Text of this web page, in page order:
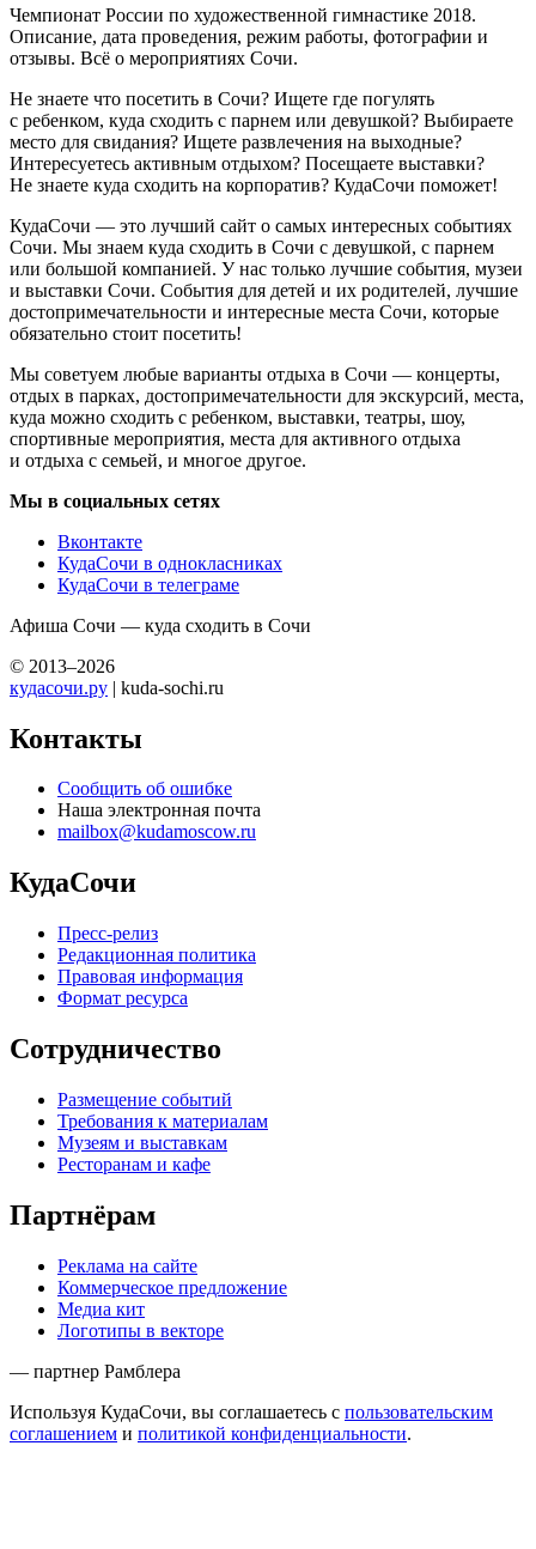
Чемпионат России по художественной гимнастике 2018.
Описание, дата проведения, режим работы, фотографии и
отзывы. Всё о мероприятиях Сочи.
Не знаете что посетить в Сочи? Ищете где погулять
с ребенком, куда сходить с парнем или девушкой? Выбираете
место для свидания? Ищете развлечения на выходные?
Интересуетесь активным отдыхом? Посещаете выставки?
Не знаете куда сходить на корпоратив? КудаСочи поможет!
КудаСочи — это лучший сайт о самых интересных событиях
Сочи. Мы знаем куда сходить в Сочи с девушкой, с парнем
или большой компанией. У нас только лучшие события, музеи
и выставки Сочи. События для детей и их родителей, лучшие
достопримечательности и интересные места Сочи, которые
обязательно стоит посетить!
Мы советуем любые варианты отдыха в Сочи — концерты,
отдых в парках, достопримечательности для экскурсий, места,
куда можно сходить с ребенком, выставки, театры, шоу,
спортивные мероприятия, места для активного отдыха
и отдыха с семьей, и многое другое.
Мы в социальных сетях
Вконтакте
КудаСочи в однокласниках
КудаСочи в телеграме
Афиша Сочи — куда сходить в Сочи
© 2013–2026
кудасочи.ру | kuda-sochi.ru
Контакты
Сообщить об ошибке
Наша электронная почта
mailbox@kudamoscow.ru
КудаСочи
Пресс-релиз
Редакционная политика
Правовая информация
Формат ресурса
Сотрудничество
Размещение событий
Требования к материалам
Музеям и выставкам
Ресторанам и кафе
Партнёрам
Реклама на сайте
Коммерческое предложение
Медиа кит
Логотипы в векторе
— партнер Рамблера
Используя КудаСочи, вы соглашаетесь с пользовательским
соглашением и политикой конфиденциальности.